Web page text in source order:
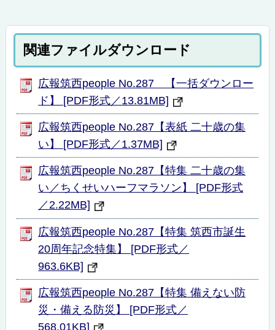
関連ファイルダウンロード
広報筑西people No.287 【一括ダウンロー
ド】 [PDF形式／13.81MB]
広報筑西people No.287【表紙 二十歳の集
い】 [PDF形式／1.37MB]
広報筑西people No.287【特集 二十歳の集
い／ちくせいハーフマラソン】 [PDF形式
／2.22MB]
広報筑西people No.287【特集 筑西市誕生
20周年記念特集】 [PDF形式／
963.6KB]
広報筑西people No.287【特集 備えない防
災・備える防災】 [PDF形式／
568.01KB]